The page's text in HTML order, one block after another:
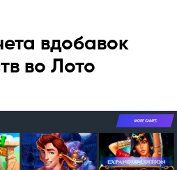
вдобавок
во Лото